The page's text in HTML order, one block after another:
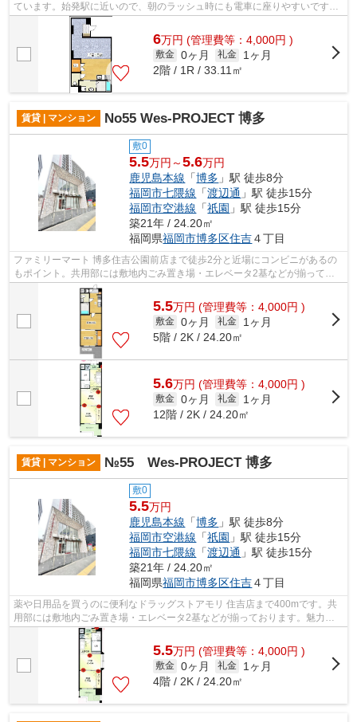
ています。始発駅に近いので、朝のラッシュ時にも電車に座りやすいです。
眺望良好な物件で魅力的です。地上12...
6万円 (管理費等：4,000円 )
敷金 0ヶ月 礼金
1ヶ月
2階 / 1R / 33.11㎡
賃貸 | マンション No55 Wes-PROJECT 博多
敷0
5.5万円～5.6万円
鹿児島本線 「博多 」駅 徒歩8分
福岡市七隈線 「渡辺通 」駅 徒歩15分
福岡市空港線 「祇園 」駅 徒歩15分
築21年 / 24.20㎡
福岡県福岡市博多区住吉４丁目
ファミリーマート 博多住吉公園前店まで徒歩2分と近場にコンビニがあるの
もポイント。共用部には敷地内ごみ置き場・エレベータ2基などが揃ってお
ります。始発駅近くだと朝の混雑する時...
5.5万円 (管理費等：4,000円 )
敷金 0ヶ月 礼金
1ヶ月
5階 / 2K / 24.20㎡
5.6万円 (管理費等：4,000円 )
敷金 0ヶ月 礼金
1ヶ月
12階 / 2K / 24.20㎡
賃貸 | マンション №55 Wes-PROJECT 博多
敷0
5.5万円
鹿児島本線 「博多 」駅 徒歩8分
福岡市空港線 「祇園 」駅 徒歩15分
福岡市七隈線 「渡辺通 」駅 徒歩15分
築21年 / 24.20㎡
福岡県福岡市博多区住吉４丁目
薬や日用品を買うのに便利なドラッグストアモリ 住吉店まで400mです。共
用部には敷地内ごみ置き場・エレベータ2基などが揃っております。魅力的
な駅近の物件で、駅まで徒歩8分です。防...
5.5万円 (管理費等：4,000円 )
敷金 0ヶ月 礼金
1ヶ月
4階 / 2K / 24.20㎡